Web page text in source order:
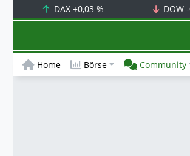
DAX +0,03 % DOW
Home Börse Community